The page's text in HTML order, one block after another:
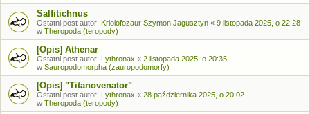
Salfitichnus
Ostatni post autor: Kriolofozaur Szymon Jagusztyn « 9 listopada 2025, o 22:28
w Theropoda (teropody)
[Opis] Athenar
Ostatni post autor: Lythronax « 2 listopada 2025, o 20:35
w Sauropodomorpha (zauropodomorfy)
[Opis] "Titanovenator"
Ostatni post autor: Lythronax « 28 października 2025, o 20:02
w Theropoda (teropody)